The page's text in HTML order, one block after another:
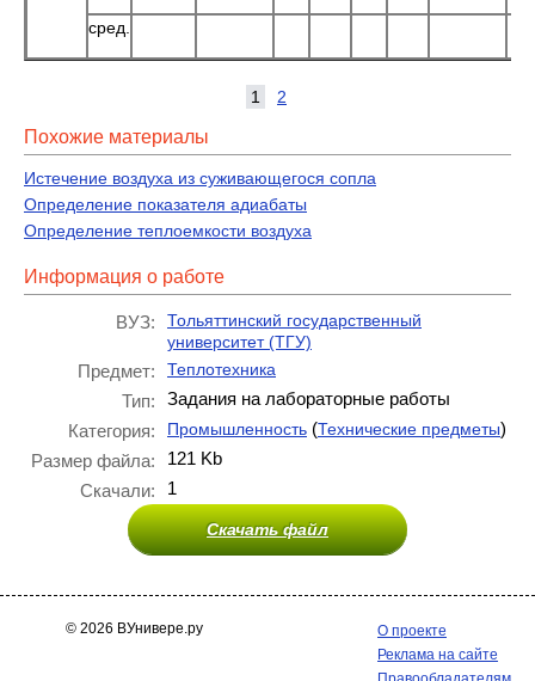
сред.
1 2
Похожие материалы
Истечение воздуха из суживающегося сопла
Определение показателя адиабаты
Определение теплоемкости воздуха
Информация о работе
ВУЗ:
Тольяттинский государственный
университет (ТГУ)
Предмет: Теплотехника
Тип:
Задания на лабораторные работы
Категория:
Промышленность (Технические предметы)
Размер файла:
121 Kb
Скачали:
1
Скачать файл
© 2026 ВУнивере.ру
О проекте
Реклама на сайте